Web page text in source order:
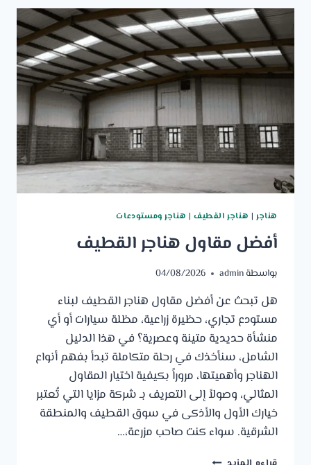
هناجر| هناجر القطيف| هناجر ومستودعات
أفضل مقاول هناجر القطيف
بواسطةadmin
04/08/2026
هل تبحث عن أفضل مقاول هناجر القطيف لبناء
مستودع تجاري، حظيرة زراعية، مظلة سيارات أو أي
منشأة حديدية متينة وعصرية؟ في هذا الدليل
الشامل، سنأخذك في رحلة متكاملة تبدأ بفهم أنواع
الهناجر وأهميتها، مروراً بكيفية اختيار المقاول
المثالي، وصولاً إلى التعريف بـ شركة مزايا التي تُعتبر
خيارك الأول والأذكى في سوق القطيف والمنطقة
الشرقية. سواء كنت صاحب مزرعة،…
أفضل